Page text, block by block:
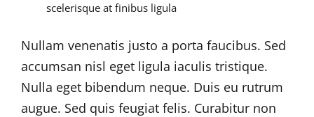
scelerisque at finibus ligula
Nullam venenatis justo a porta faucibus. Sed
accumsan nisl eget ligula iaculis tristique.
Nulla eget bibendum neque. Duis eu rutrum
augue. Sed quis feugiat felis. Curabitur non